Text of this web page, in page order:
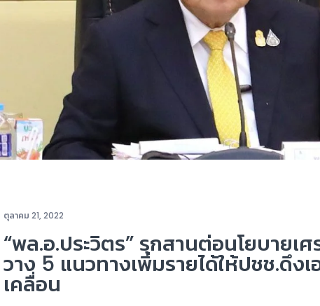
ตุลาคม 21, 2022
“พล.อ.ประวิตร” รุกสานต่อนโยบายเ
วาง 5 แนวทางเพิ่มรายได้ให้ปชช.ดึง
เคลื่อน